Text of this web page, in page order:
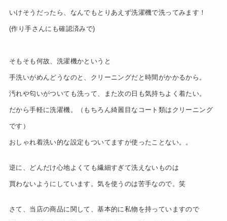
いけそうだったら、なんでもとりあえず洗濯機で洗ってみます！
(作り手さんにも確認済みで)
そもそも何故、洗濯機かというと
手洗いがめんどうなのと、クリーニングだと時間がかかるから。
汚れや匂いがついても洗って、また次の日も気持ちよく着たい。
だから手軽に洗濯機。（もちろん綺麗目なコート類はクリーニング
です）
おしゃれ着洗い的な設定もついてますが使ったことない。。
逆に、どんだけ心地よくても繊細すぎて洗えないものは
買わないようにしています。気を使うのは苦手なので。笑
さて、当店の商品に関して、基本的に私物を持っていますので